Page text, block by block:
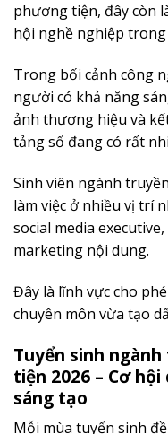
phương tiện, đây còn
hội nghề nghiệp
Trong bối cảnh công
người có khả năng
ảnh thương hiệu và
tảng số đang có rất
Sinh viên ngành
làm việc ở nhiều vị trí
social media
marketing nội dung.
Đây là lĩnh vực cho
chuyên môn vừa tạo
Tuyển sinh
tiện 2026 – Cơ
sáng tạo
Mỗi mùa tuyển sinh